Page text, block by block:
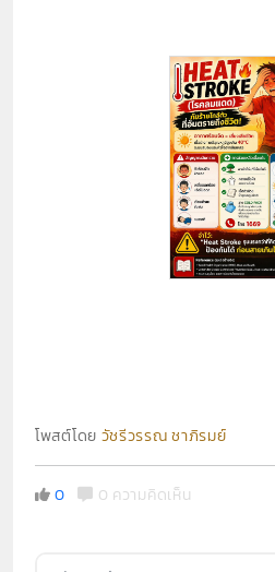
โพสต์โดย วัชรีวรรณ ชาภิรมย์
0 0 ความคิดเห็น